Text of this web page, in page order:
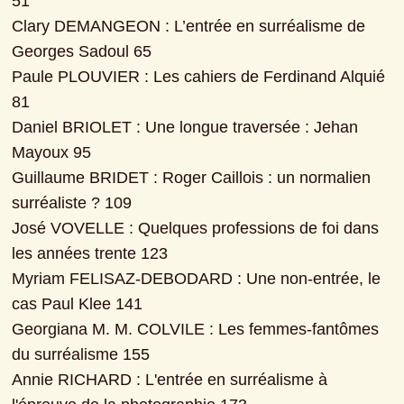
Clary DEMANGEON : L’entrée en surréalisme de
Georges Sadoul 65
Paule PLOUVIER : Les cahiers de Ferdinand Alquié
81
Daniel BRIOLET : Une longue traversée : Jehan
Mayoux 95
Guillaume BRIDET : Roger Caillois : un normalien
surréaliste ? 109
José VOVELLE : Quelques professions de foi dans
les années trente 123
Myriam FELISAZ-DEBODARD : Une non-entrée, le
cas Paul Klee 141
Georgiana M. M. COLVILE : Les femmes-fantômes
du surréalisme 155
Annie RICHARD : L'entrée en surréalisme à